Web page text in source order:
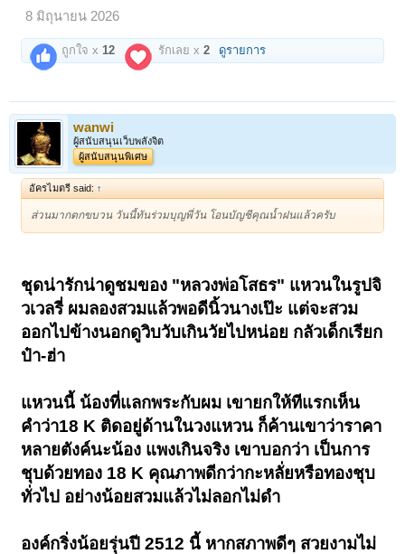
8 มิถุนายน 2026
ถูกใจ x 12 รักเลย x2 ดูรายการ
wanwi
ผู้สนับสนุนเว็บพลังจิต
ผู้สนับสนุนพิเศษ
อัครไมตรี said: ↑
ส่วนมากตกขบวน วันนี้ทันร่วมบุญพี่วัน โอนบัญชีคุณน้ำฝนแล้วครับ
ชุดน่ารักน่าดูชมของ "หลวงพ่อโสธร" แหวนในรูปจิ
วเวลรี่ ผมลองสวมแล้วพอดีนิ้วนางเป๊ะ แต่จะสวม
ออกไปข้างนอกดูวิบวับเกินวัยไปหน่อย กลัวเด็กเรียก
ป๋า-ฮ่า
แหวนนี้ น้องที่แลกพระกับผม เขายกให้ทีแรกเห็น
คำว่า18 K ติดอยู่ด้านในวงแหวน ก็ค้านเขาว่าราคา
หลายตังค์นะน้อง แพงเกินจริง เขาบอกว่า เป็นการ
ชุบด้วยทอง 18 K คุณภาพดีกว่ากะหลั่ยหรือทองชุบ
ทั่วไป อย่างน้อยสวมแล้วไม่ลอกไม่ดำ
องค์กริ่งน้อยรุ่นปี 2512 นี้ หากสภาพดีๆ สวยงามไม่